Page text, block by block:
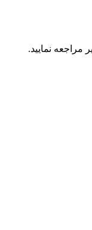
نمایید.